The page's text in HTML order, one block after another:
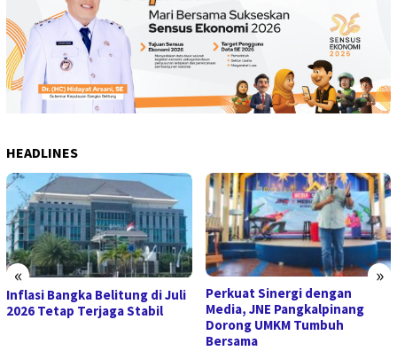
HEADLINES
« »
Inflasi Bangka Belitung di Juli
2026 Tetap Terjaga Stabil
Perkuat Sinergi dengan
Media, JNE Pangkalpinang
Dorong UMKM Tumbuh
Bersama